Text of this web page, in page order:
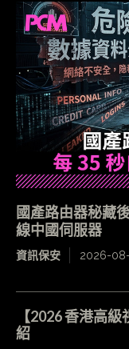
國產路由器秘藏
線中國伺服器
資訊保安 2026-
【2026 香港高
紹